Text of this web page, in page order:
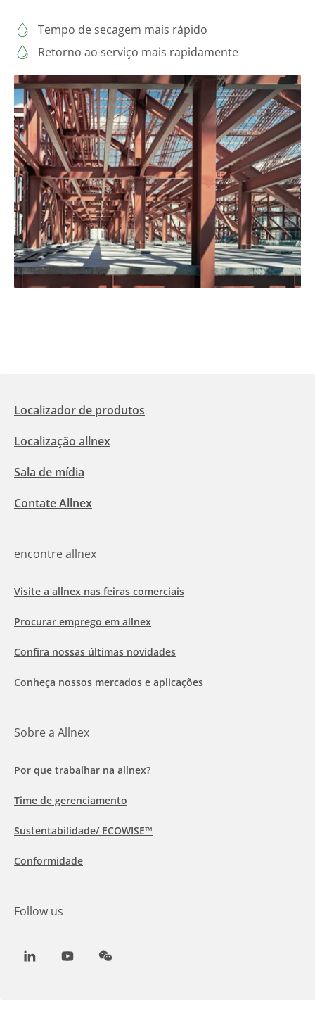
Tempo de secagem mais rápido
Retorno ao serviço mais rapidamente
Localizador de produtos
Localização allnex
Sala de mídia
Contate Allnex
encontre allnex
Visite a allnex nas feiras comerciais
Procurar emprego em allnex
Confira nossas últimas novidades
Conheça nossos mercados e aplicações
Sobre a Allnex
Por que trabalhar na allnex?
Time de gerenciamento
Sustentabilidade/ ECOWISE™
Conformidade
Follow us
LinkedInYoutubeWeChat